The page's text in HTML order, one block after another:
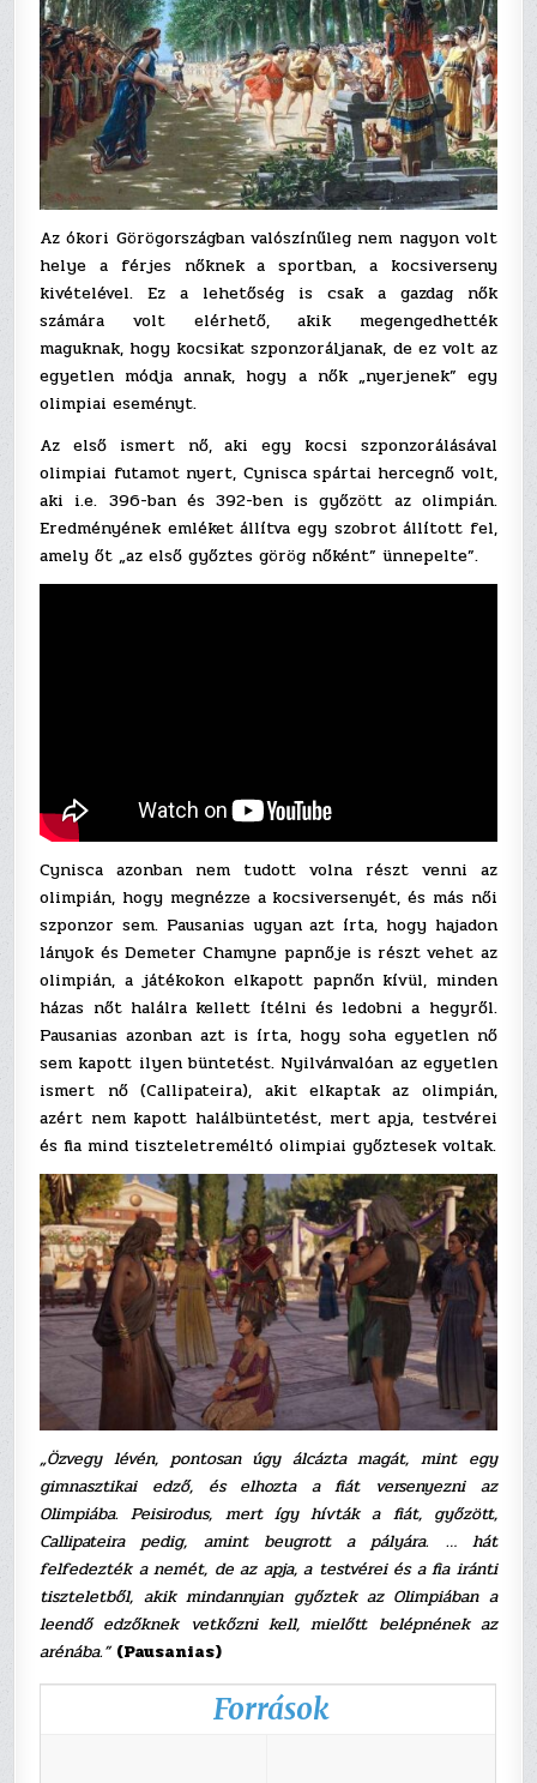
Az ókori Görögországban valószínűleg nem nagyon volt
helye a férjes nőknek a sportban, a kocsiverseny
kivételével. Ez a lehetőség is csak a gazdag nők
számára volt elérhető, akik megengedhették
maguknak, hogy kocsikat szponzoráljanak, de ez volt az
egyetlen módja annak, hogy a nők „nyerjenek” egy
olimpiai eseményt.
Az első ismert nő, aki egy kocsi szponzorálásával
olimpiai futamot nyert, Cynisca spártai hercegnő volt,
aki i.e. 396-ban és 392-ben is győzött az olimpián.
Eredményének emléket állítva egy szobrot állított fel,
amely őt „az első győztes görög nőként” ünnepelte”.
Cynisca azonban nem tudott volna részt venni az
olimpián, hogy megnézze a kocsiversenyét, és más női
szponzor sem. Pausanias ugyan azt írta, hogy hajadon
lányok és Demeter Chamyne papnője is részt vehet az
olimpián, a játékokon elkapott papnőn kívül, minden
házas nőt halálra kellett ítélni és ledobni a hegyről.
Pausanias azonban azt is írta, hogy soha egyetlen nő
sem kapott ilyen büntetést. Nyilvánvalóan az egyetlen
ismert nő (Callipateira), akit elkaptak az olimpián,
azért nem kapott halálbüntetést, mert apja, testvérei
és fia mind tiszteletreméltó olimpiai győztesek voltak.
„Özvegy lévén, pontosan úgy álcázta magát, mint egy
gimnasztikai edző, és elhozta a fiát versenyezni az
Olimpiába. Peisirodus, mert így hívták a fiát, győzött,
Callipateira pedig, amint beugrott a pályára. … hát
felfedezték a nemét, de az apja, a testvérei és a fia iránti
tiszteletből, akik mindannyian győztek az Olimpiában a
leendő edzőknek vetkőzni kell, mielőtt belépnének az
arénába.” (Pausanias)
Források